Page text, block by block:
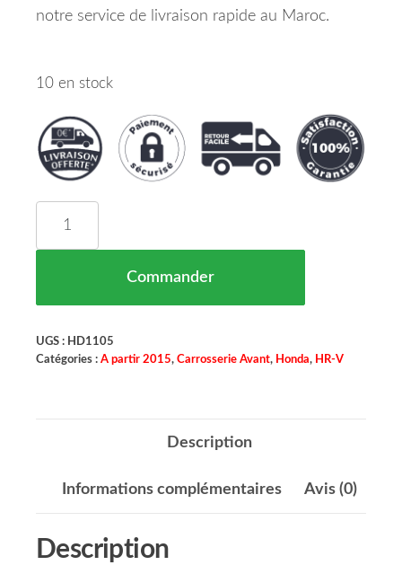
notre service de livraison rapide au Maroc.
10 en stock
Commander
UGS : HD1105
Catégories : A partir 2015, Carrosserie Avant, Honda, HR-V
Description
Informations complémentaires Avis (0)
Description